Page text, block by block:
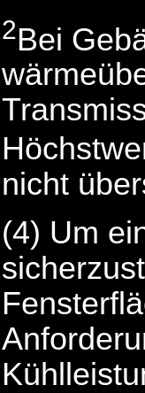
2Bei
nicht
(4) Um